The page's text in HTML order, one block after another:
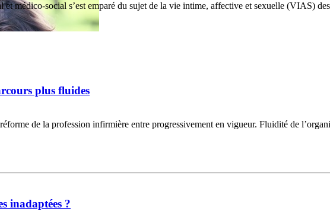
et médico-social s’est emparé du sujet de la vie intime, affective et sexuelle (VIAS)
plus fluides
de la profession infirmière entre progressivement en vigueur. Fluidité de
inadaptées ?